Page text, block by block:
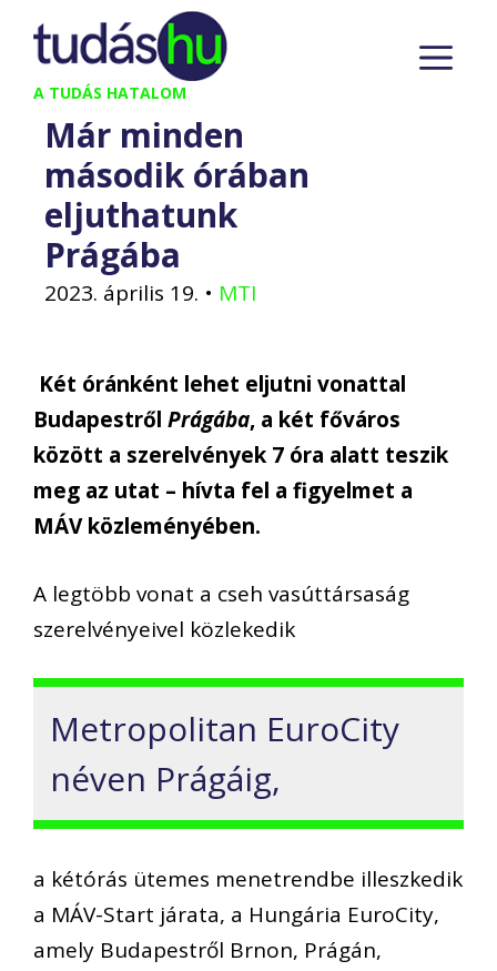
Kilépés
tartalomba
A TUDÁS HATALOM
Már minden
második órában
eljuthatunk
Prágába
2023. április 19. • MTI
Két óránként lehet eljutni vonattal
Budapestről Prágába, a két főváros
között a szerelvények 7 óra alatt teszik
meg az utat – hívta fel a figyelmet a
MÁV közleményében.
A legtöbb vonat a cseh vasúttársaság
szerelvényeivel közlekedik
Metropolitan EuroCity
néven Prágáig,
a kétórás ütemes menetrendbe illeszkedik
a MÁV-Start járata, a Hungária EuroCity,
amely Budapestről Brnon, Prágán,